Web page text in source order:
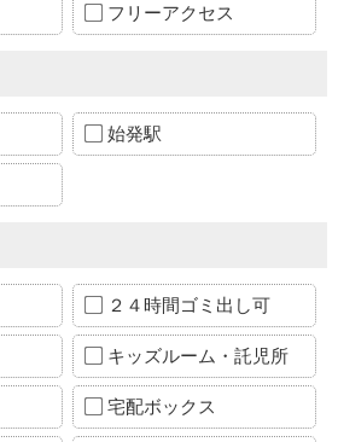
フリーアクセス
始発駅
２４時間ゴミ出し可
キッズルーム・託児所
宅配ボックス